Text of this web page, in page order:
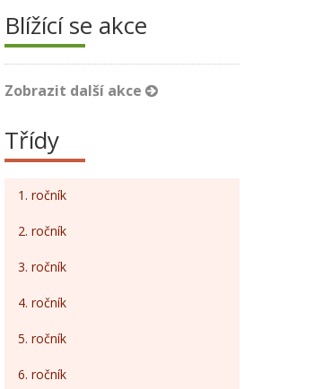
Blížící se akce
Zobrazit další akce
Třídy
1. ročník
2. ročník
3. ročník
4. ročník
5. ročník
6. ročník